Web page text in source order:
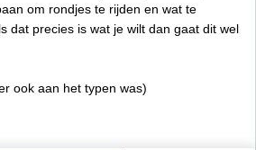
om rondjes te rijden en wat te
dat precies is wat je wilt dan gaat dit wel
ook aan het typen was)